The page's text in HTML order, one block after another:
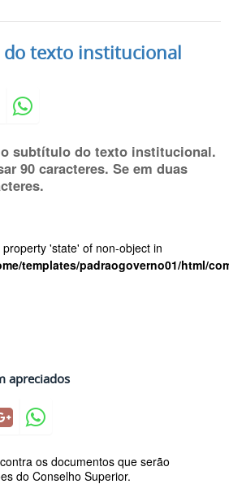
texto institucional
subtítulo do texto institucional.
90 caracteres. Se em duas
'state' of non-object in
templates/padraogoverno01/html/
apreciados
os documentos que serão
do Conselho Superior.